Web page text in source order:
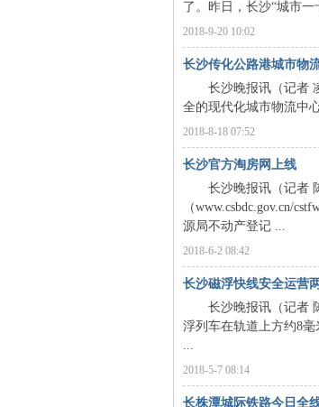
沙
了。昨日，长沙“城市
2018-9-20 10:02
长沙传化公路港城市物
长沙晚报讯（记者 凌
全的现代化城市物流中
2018-8-18 07:52
长沙官方淘房网上线
长沙晚报讯（记者 陈
（www.csbdc.gov.cn/
源局不动产登记 ...
2018-6-2 08:42
长沙磁浮快线安全运营
长沙晚报讯（记者 陈
浮列车在轨道上方约8
...
2018-5-7 08:14
长株潭城际铁路今日全